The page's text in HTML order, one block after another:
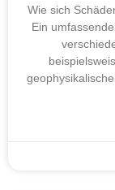
Wie sich
Ein